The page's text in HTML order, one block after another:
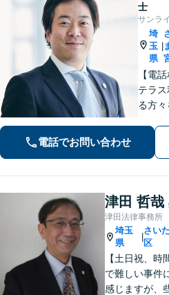
士
サンラ
埼
玉
県
【電
テラ
る方々
女問
刑事
電話でお問い合わせ
津田 哲哉
津田法律事務所
埼玉
県
|
さい
区
【土日祝、時
で難しい事件
感じますが、